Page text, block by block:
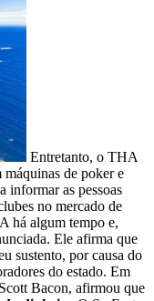
Entretanto, o THA
de poker e
informar as pessoas
no mercado de
há algum tempo e,
Ele afirma que
sustento, por causa do
do estado. Em
Bacon, afirmou que